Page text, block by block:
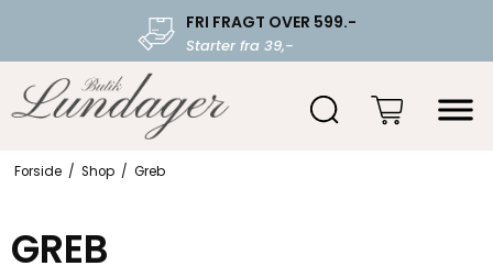
FRI FRAGT OVER 599.-
Starter fra 39,-
Forside / Shop / Greb
GREB